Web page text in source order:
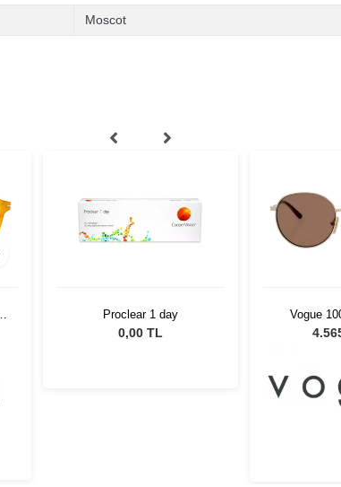
Moscot
Proclear 1 day
0,00 TL
Vogue
Çocuk